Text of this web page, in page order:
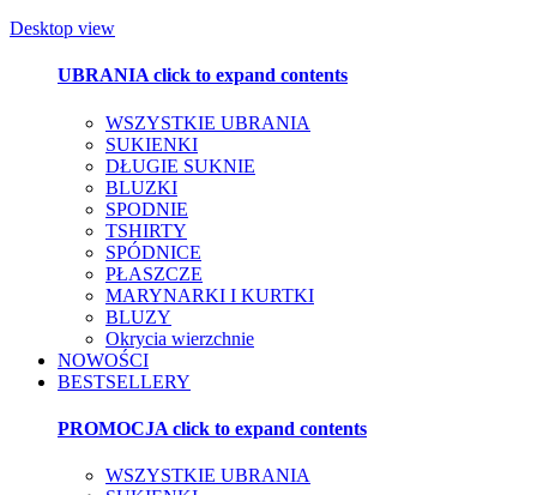
Desktop view
UBRANIAclick to expand contents
WSZYSTKIE UBRANIA
SUKIENKI
DŁUGIE SUKNIE
BLUZKI
SPODNIE
TSHIRTY
SPÓDNICE
PŁASZCZE
MARYNARKI I KURTKI
BLUZY
Okrycia wierzchnie
NOWOŚCI
BESTSELLERY
PROMOCJA click to expand contents
WSZYSTKIE UBRANIA